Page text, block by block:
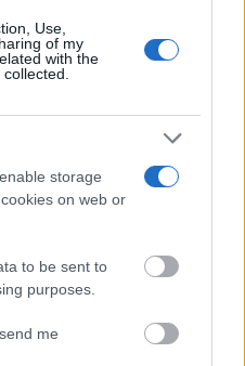
Use,
of my
with the
storage
on web or
to be sent to
purposes.
me